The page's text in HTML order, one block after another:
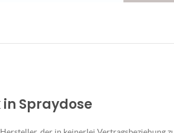
Spraydose